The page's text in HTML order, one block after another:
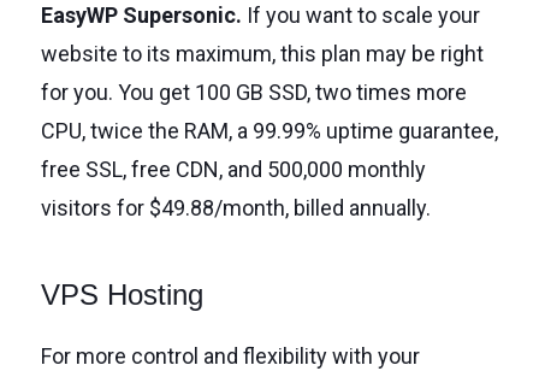
EasyWP Supersonic. If you want to scale your
website to its maximum, this plan may be right
for you. You get 100 GB SSD, two times more
CPU, twice the RAM, a 99.99% uptime guarantee,
free SSL, free CDN, and 500,000 monthly
visitors for $49.88/month, billed annually.
VPS Hosting
For more control and flexibility with your